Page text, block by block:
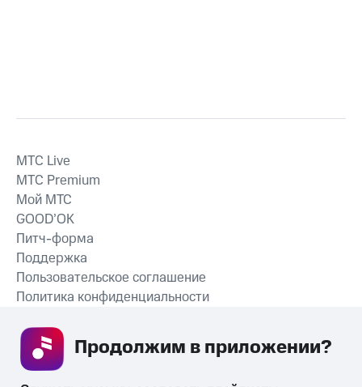
СКАЧАТЬ ПРИЛОЖЕНИЕ
MTС Live
MTС Premium
Мой МТС
GOOD’OK
Питч-форма
Поддержка
Пользовательское соглашение
Политика конфиденциальности